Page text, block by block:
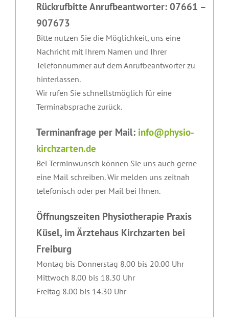
Rückrufbitte Anrufbeantworter: 07661 –
907673
Bitte nutzen Sie die Möglichkeit, uns eine
Nachricht mit Ihrem Namen und Ihrer
Telefonnummer auf dem Anrufbeantworter zu
hinterlassen.
Wir rufen Sie schnellstmöglich für eine
Terminabsprache zurück.
Terminanfrage per Mail: info@physio-
kirchzarten.de
Bei Terminwunsch können Sie uns auch gerne
eine Mail schreiben. Wir melden uns zeitnah
telefonisch oder per Mail bei Ihnen.
Öffnungszeiten Physiotherapie Praxis
Küsel, im Ärztehaus Kirchzarten bei
Freiburg
Montag bis Donnerstag 8.00 bis 20.00 Uhr
Mittwoch 8.00 bis 18.30 Uhr
Freitag 8.00 bis 14.30 Uhr